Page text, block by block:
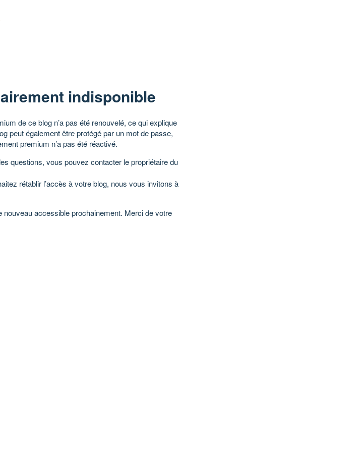
indisponible
de ce blog n’a pas été renouvelé, ce qui explique
peut également être protégé par un mot de passe,
premium n’a pas été réactivé.
questions, vous pouvez contacter le propriétaire du
rétablir l’accès à votre blog, nous vous invitons à
accessible prochainement. Merci de votre